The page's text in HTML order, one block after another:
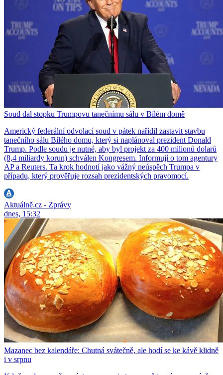
Soud dal stopku Trumpovu tanečnímu sálu v Bílém domě
Americký federální odvolací soud v pátek nařídil zastavit stavbu
tanečního sálu Bílého domu, který si naplánoval prezident Donald
Trump. Podle soudu je nutné, aby byl projekt za 400 milionů dolarů
(8,4 miliardy korun) schválen Kongresem. Informují o tom agentury
AP a Reuters. Ta krok hodnotí jako vážný neúspěch Trumpa v
případu, který prověřuje rozsah prezidentských pravomocí.
Aktuálně.cz - Zprávy
dnes, 15:32
Mazanec bez kalendáře: Chutná svátečně, ale hodí se ke kávě klidně
i v srpnu